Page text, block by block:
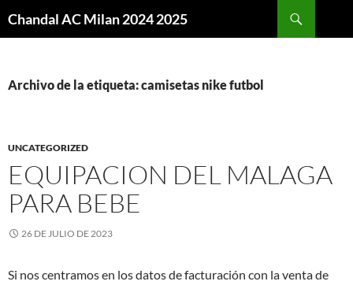
Chandal AC Milan 2024 2025
Archivo de la etiqueta: camisetas nike futbol
UNCATEGORIZED
EQUIPACION DEL MALAGA
PARA BEBE
26 DE JULIO DE 2023
Si nos centramos en los datos de facturación con la venta de